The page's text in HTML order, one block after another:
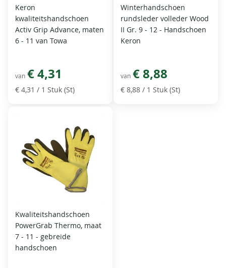
Keron
kwaliteitshandschoen
Activ Grip Advance, maten
6 - 11 van Towa
van € 4,31
€ 4,31 / 1 Stuk (St)
Winterhandschoen
rundsleder volleder Wood
II Gr. 9 - 12 - Handschoen
Keron
van € 8,88
€ 8,88 / 1 Stuk (St)
Kwaliteitshandschoen
PowerGrab Thermo, maat
7 - 11 - gebreide
handschoen